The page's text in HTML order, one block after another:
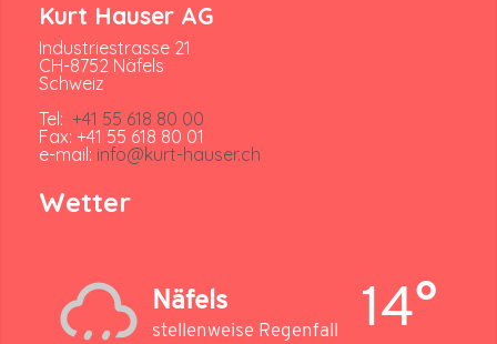
Kurt Hauser AG
Industriestrasse 21
CH-8752 Näfels
Schweiz
Tel: +41 55 618 80 00
Fax: +41 55 618 80 01
e-mail: info@kurt-hauser.ch
Wetter
Näfels
stellenweise Regenfall 14°